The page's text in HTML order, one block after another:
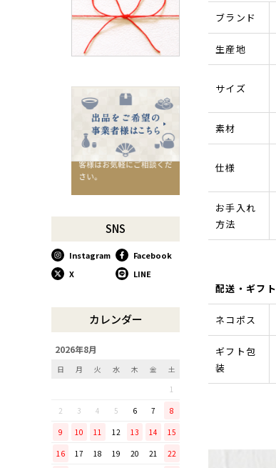
千切りピーラーで仕込んでみ
星座マグでくつろぎのひとと
コーヒーミルで格別な1杯を
味わう
行平鍋があればたいていのこ
とは大丈夫。
馬毛歯ブラシがオススメな理
お祝い事に欠かせない「ミニ
使い込んで育てる道具、卵焼
き鍋
リンゴのための魅せるナイフ
『pomme』
「毎日納豆を食べていま
てほしい山只華陶苑の納豆鉢
調理から盛り付けまでこなす
「寿 菜箸」は、とても優秀
作所のペティナイフ「ゆり
SNS
Instagram
Facebook
X
LINE
カレンダー
2026年8月
日 月 火 水 木 金
土
1
2
3 4 5 6 7
8
9
10 11 12 13 14
15
16
17 18 19 20 21
22
ブランド
生産地
サイズ
素材
仕様
お手入れ
方法
配送・ギフト
ネコポス
ギフト包
装